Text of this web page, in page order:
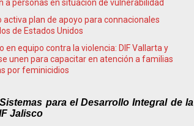
a personas en situación de vulnerabilidad
activa plan de apoyo para connacionales
de Estados Unidos
en equipo contra la violencia: DIF Vallarta y
unen para capacitar en atención a familias
por feminicidios
para el Desarrollo Integral de la
Jalisco